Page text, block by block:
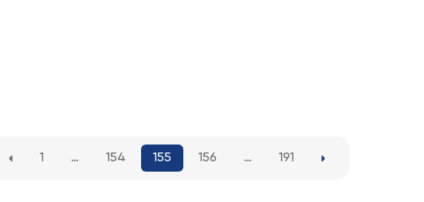
1 … 154 155 156 … 191